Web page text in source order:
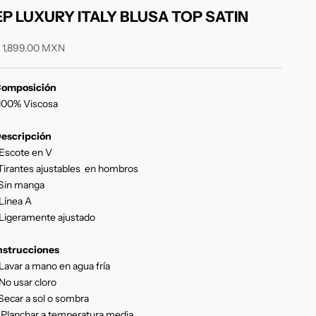
LUXURY ITALY BLUSA TOP SATIN
de oferta
MXN
Viscosa
en V
ajustables en hombros
manga
A
ajustado
a mano en agua fría
usar cloro
a sol o sombra